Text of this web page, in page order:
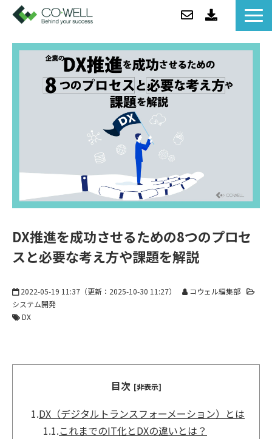
コウェルについて
ソリューション
セミナー
事例紹介
お役立ち情報/BLOG
ニュース
企業情報
DX推進を成功させるための8つのプロセ
スと必要な考え方や課題を解説
2022-05-19 11:37 （更新： 2025-10-30 11:27）
コウェル編集部
システム開発
DX
目次 [非表示]
1.DX（デジタルトランスフォーメーション）とは
1.1.これまでのIT化とDXの違いとは？